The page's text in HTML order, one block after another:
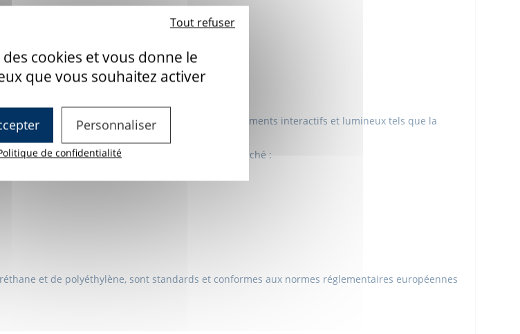
d'anxiété
à effet
aménagements personnalisés, et d'intégrer des éléments interactifs et lumineux tels que la
aux normes exigences les plus élevées du marché :
et de polyéthylène, sont standards et conformes aux normes réglementaires européennes
des cookies et vous donne le
que vous souhaitez activer
Tout refuser
Personnaliser
de confidentialité